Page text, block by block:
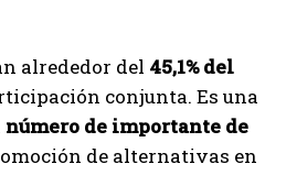
alrededor del 45,1% del
conjunta. Es una
número de importante de
de alternativas en